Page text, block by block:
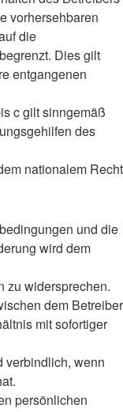
vorhersehbaren
die
Dies gilt
entgangenen
c gilt sinngemäß
des
nationalem Recht
und die
wird dem
zu widersprechen.
dem Betreiber
mit sofortiger
verbindlich, wenn
persönlichen